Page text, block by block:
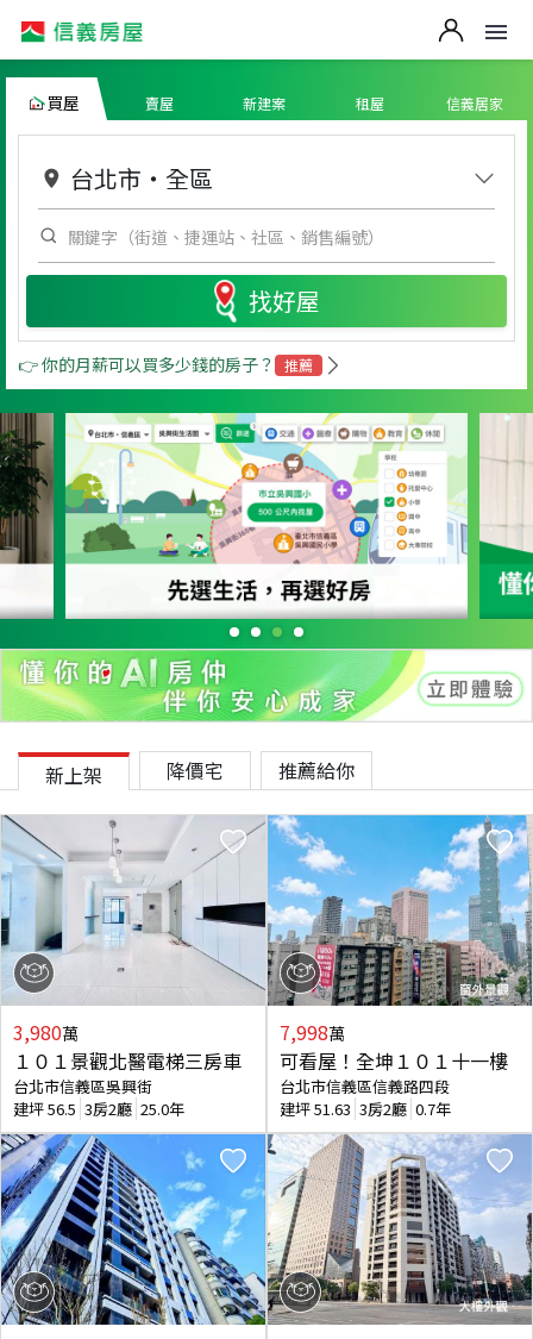
買屋 賣屋 新建案 租屋 信義居家
台北市 ・ 全區
找好屋
👉 你的月薪可以買多少錢的房子？ 推薦
新上架 降價宅 推薦給你
3,980萬
１０１景觀北醫電梯三房車
台北市信義區吳興街
建坪56.5 3房2廳 25.0年
7,998萬
可看屋！全坤１０１十一樓
台北市信義區信義路四段
建坪51.63 3房2廳 0.7年